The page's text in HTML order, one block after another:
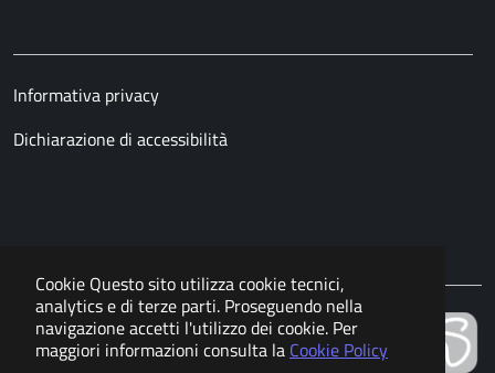
Cookie Questo sito utilizza cookie tecnici,
analytics e di terze parti. Proseguendo nella
navigazione accetti l'utilizzo dei cookie. Per
maggiori informazioni consulta la Cookie Policy
Informativa privacy
Dichiarazione di accessibilità
Powered by
APKAPPA s.r.l.